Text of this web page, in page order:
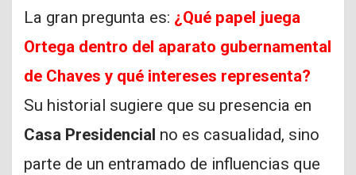
La gran pregunta es: ¿Qué papel juega
Ortega dentro del aparato gubernamental
de Chaves y qué intereses representa?
Su historial sugiere que su presencia en
Casa Presidencial no es casualidad, sino
parte de un entramado de influencias que